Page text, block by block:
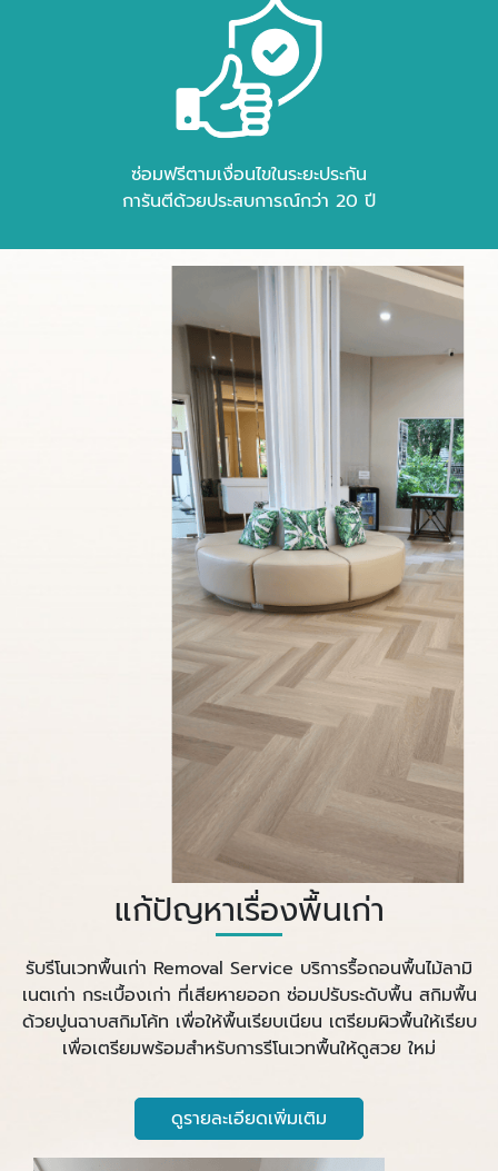
ซ่อมฟรีตามเงื่อนไขในระยะประกัน
การันตีด้วยประสบการณ์กว่า 20 ปี
แก้ปัญหาเรื่องพื้นเก่า
รับรีโนเวทพื้นเก่า Removal Service บริการรื้อถอนพื้นไม้ลามิ
เนตเก่า กระเบื้องเก่า ที่เสียหายออก ซ่อมปรับระดับพื้น สกิมพื้น
ด้วยปูนฉาบสกิมโค้ท เพื่อให้พื้นเรียบเนียน เตรียมผิวพื้นให้เรียบ
เพื่อเตรียมพร้อมสำหรับการรีโนเวทพื้นให้ดูสวย ใหม่
ดูรายละเอียดเพิ่มเติม